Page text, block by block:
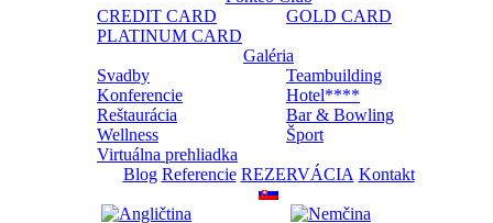
CREDIT CARD
GOLD CARD
PLATINUM CARD
Galéria
Svadby
Teambuilding
Konferencie
Hotel****
Reštaurácia
Bar & Bowling
Wellness
Šport
Virtuálna prehliadka
Blog Referencie REZERVÁCIA Kontakt